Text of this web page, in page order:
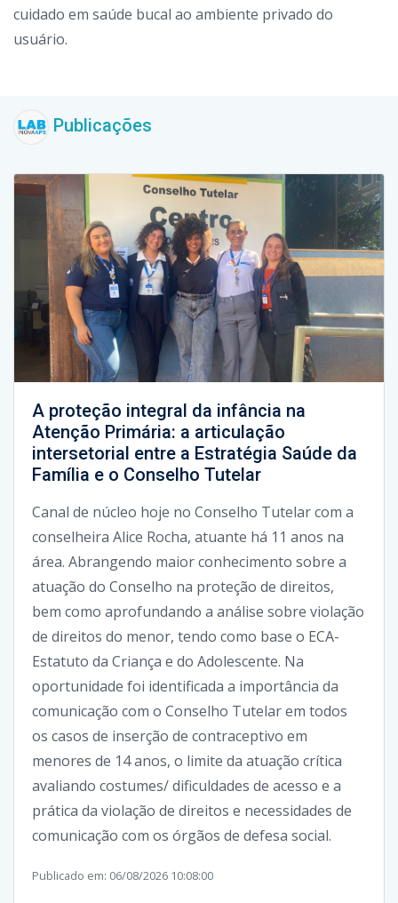
cuidado em saúde bucal ao ambiente privado do
usuário.
Publicações
A proteção integral da infância na
Atenção Primária: a articulação
intersetorial entre a Estratégia Saúde da
Família e o Conselho Tutelar
Canal de núcleo hoje no Conselho Tutelar com a
conselheira Alice Rocha, atuante há 11 anos na
área. Abrangendo maior conhecimento sobre a
atuação do Conselho na proteção de direitos,
bem como aprofundando a análise sobre violação
de direitos do menor, tendo como base o ECA-
Estatuto da Criança e do Adolescente. Na
oportunidade foi identificada a importância da
comunicação com o Conselho Tutelar em todos
os casos de inserção de contraceptivo em
menores de 14 anos, o limite da atuação crítica
avaliando costumes/ dificuldades de acesso e a
prática da violação de direitos e necessidades de
comunicação com os órgãos de defesa social.
Publicado em: 06/08/2026 10:08:00